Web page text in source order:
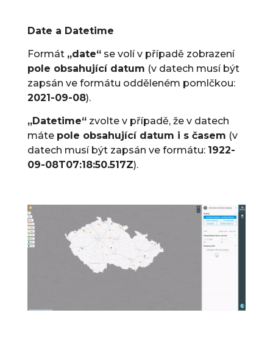
Date a Datetime
Formát „date“se volí v případě zobrazení
pole obsahující datum (v datech musí být
zapsán ve formátu odděleném pomlčkou:
2021-09-08).
„Datetime“zvolte v případě, že v datech
máte pole obsahující datum i s časem (v
datech musí být zapsán ve formátu: 1922-
09-08T07:18:50.517Z).